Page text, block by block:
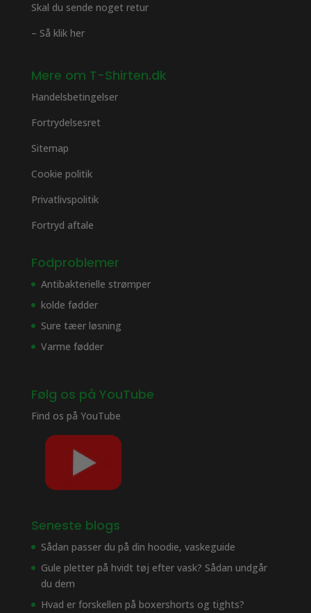
Skal du sende noget retur
– Så klik her
Mere om T-Shirten.dk
Handelsbetingelser
Fortrydelsesret
Sitemap
Cookie politik
Privatlivspolitik
Fortryd aftale
Fodproblemer
Antibakterielle strømper
kolde fødder
Sure tæer løsning
Varme fødder
Følg os på YouTube
Find os på YouTube
Seneste blogs
Sådan passer du på din hoodie, vaskeguide
Gule pletter på hvidt tøj efter vask? Sådan undgår
du dem
Hvad er forskellen på boxershorts og tights?